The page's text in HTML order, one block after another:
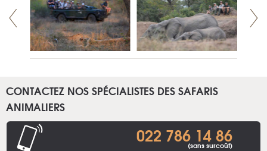
CONTACTEZ NOS SPÉCIALISTES DES SAFARIS
ANIMALIERS
022 786 14 86
(sans surcoût)